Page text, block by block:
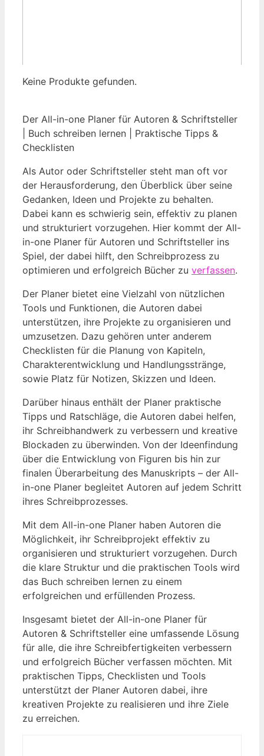
Keine Produkte gefunden.
Der All-in-one Planer für Autoren & Schriftsteller⁤
| Buch schreiben lernen | Praktische Tipps &
Checklisten
Als Autor oder Schriftsteller steht man oft vor
der Herausforderung, den Überblick über seine
Gedanken, Ideen und Projekte zu behalten.
Dabei kann es schwierig sein, ​effektiv zu planen
und‍ strukturiert vorzugehen. Hier ⁤kommt⁤ der All-
in-one Planer für ⁢Autoren und Schriftsteller ⁤ins
‌Spiel, der dabei hilft, den Schreibprozess zu
optimieren und erfolgreich Bücher zu verfassen.
Der Planer⁤ bietet eine ‌Vielzahl von⁤ nützlichen
Tools und Funktionen, die Autoren dabei
unterstützen, ihre ⁢Projekte zu organisieren und
⁤umzusetzen. Dazu gehören unter anderem
Checklisten⁤ für ‌die Planung von Kapiteln,
Charakterentwicklung ⁢und Handlungsstränge,
sowie ​Platz für Notizen,‌ Skizzen und Ideen.
Darüber​ hinaus enthält der Planer ‌praktische
Tipps und Ratschläge, die Autoren dabei‌ helfen,⁢
ihr ‍Schreibhandwerk zu verbessern⁣ und kreative⁣
Blockaden zu überwinden. Von der Ideenfindung
über die Entwicklung von Figuren bis hin zur
finalen Überarbeitung des Manuskripts – der All-
in-one Planer begleitet Autoren auf jedem Schritt‌
ihres Schreibprozesses.
Mit dem All-in-one Planer haben Autoren die
Möglichkeit, ihr Schreibprojekt effektiv zu
organisieren und⁣ strukturiert ‌vorzugehen.​ Durch
die klare ‌Struktur ⁤und die praktischen Tools wird
das Buch schreiben lernen zu ⁤einem
erfolgreichen​ und erfüllenden Prozess.
Insgesamt bietet der All-in-one Planer für
Autoren & Schriftsteller​ eine umfassende ⁣Lösung
für ⁢alle, die ihre Schreibfertigkeiten verbessern
und⁤ erfolgreich ⁤Bücher ‍verfassen möchten.‌ Mit
praktischen Tipps, Checklisten und‍ Tools
unterstützt der Planer Autoren dabei, ihre
kreativen Projekte zu realisieren und ihre Ziele
zu erreichen.